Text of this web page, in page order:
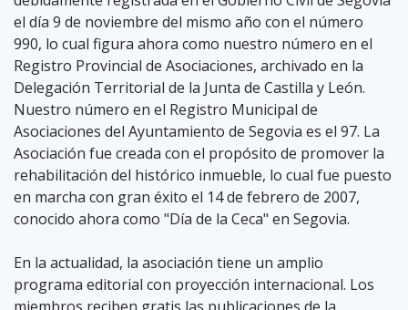
el día 9 de noviembre del mismo año con el número
990, lo cual figura ahora como nuestro número en el
Registro Provincial de Asociaciones, archivado en la
Delegación Territorial de la Junta de Castilla y León.
Nuestro número en el Registro Municipal de
Asociaciones del Ayuntamiento de Segovia es el 97. La
Asociación fue creada con el propósito de promover la
rehabilitación del histórico inmueble, lo cual fue puesto
en marcha con gran éxito el 14 de febrero de 2007,
conocido ahora como "Día de la Ceca" en Segovia.
En la actualidad, la asociación tiene un amplio
programa editorial con proyección internacional. Los